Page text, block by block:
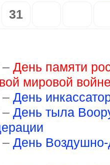
31
– День памяти
мировой
– День
– День тыла
– День Воздушно-